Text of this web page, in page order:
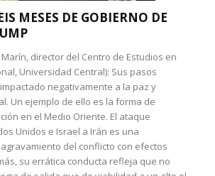
MESES DE GOBIERNO DE
director del Centro de Estudios en
Universidad Central): Sus pasos
negativamente a la paz y
Un ejemplo de ello es la forma de
en el Medio Oriente. El ataque
Unidos e Israel a Irán es una
del conflicto con efectos
su errática conducta refleja que no